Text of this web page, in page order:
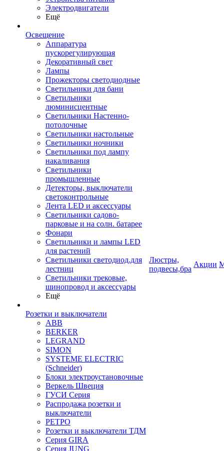
Электродвигатели
Ещё
Освещение
Аппаратура
пускорегулирующая
Декоративный свет
Лампы
Прожекторы светодиодные
Светильники для бани
Светильники
люминисцентные
Светильники Настенно-
потолочные
Светильники настольные
Светильники ночники
Светильники под лампу
накаливания
Светильники
промышленные
Детекторы, выключатели
светоконтрольные
Лента LED и аксессуары
Светильники садово-
парковые и на солн. батарее
Фонари
Светильники и лампы LED
для растений
Светильники светодиод.для
лестниц
Светильники трековые,
шинопровод и аксессуары
Ещё
Розетки и выключатели
ABB
BERKER
LEGRAND
SIMON
SYSTEME ELECTRIC
(Schneider)
Блоки электроустановочные
Веркель Швеция
ГУСИ Серия
Распродажа розетки и
выключатели
РЕТРО
Розетки и выключатели ТДМ
Серия GIRA
Серия JUNG
Люстры,
подвесы,бра
Акции